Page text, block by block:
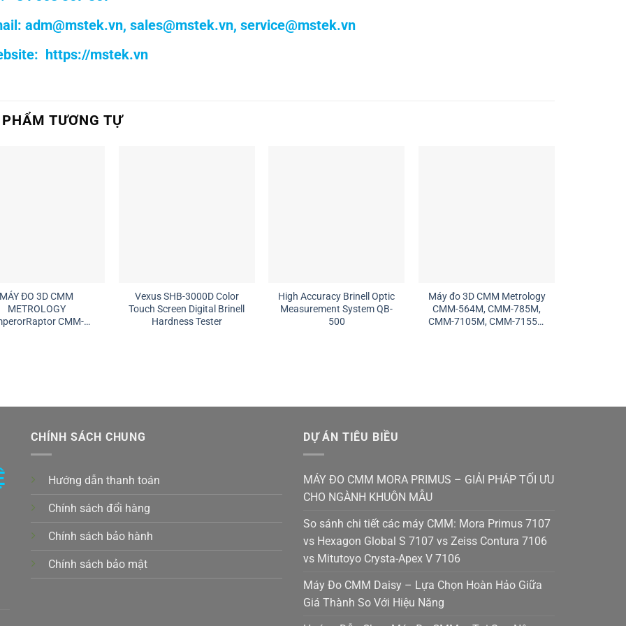
adm@mstek.vn, sales@mstek.vn, service@mstek.vn
https://mstek.vn
TƯƠNG TỰ
MÁY ĐO 3D CMM
METROLOGY
CMM-
Vexus SHB-3000D Color
Touch Screen Digital Brinell
Hardness Tester
High Accuracy Brinell Optic
Measurement System QB-
500
Máy đo 3D CMM Metrology
CMM-564M, CMM-785M,
CMM-7105M, CMM-7155M
CHÍNH SÁCH CHUNG
Hướng dẫn thanh toán
Chính sách đổi hàng
Chính sách bảo hành
Chính sách bảo mật
DỰ ÁN TIÊU BIỀU
MÁY ĐO CMM MORA PRIMUS – GIẢI PHÁP TỐI ƯU
CHO NGÀNH KHUÔN MẪU
So sánh chi tiết các máy CMM: Mora Primus 7107
vs Hexagon Global S 7107 vs Zeiss Contura 7106
vs Mitutoyo Crysta-Apex V 7106
Máy Đo CMM Daisy – Lựa Chọn Hoàn Hảo Giữa
Giá Thành So Với Hiệu Năng